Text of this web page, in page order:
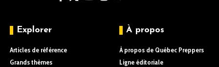
Explorer
Articles de référence
Grands thèmes
À propos
À propos de Québec Preppers
Ligne éditoriale